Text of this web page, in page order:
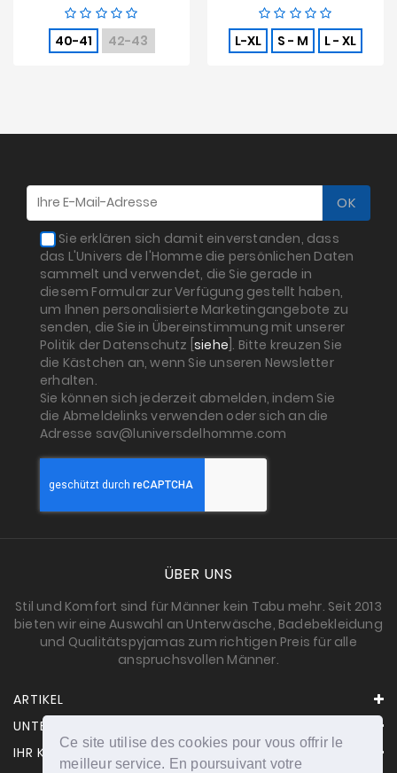
Ce site utilise des cookies pour vous offrir le
meilleur service. En poursuivant votre
40-41 42-43 L-XL S - M L - XL
Sie erklären sich damit einverstanden, dass
das L'Univers de l'Homme die persönlichen Daten
sammelt und verwendet, die Sie gerade in
diesem Formular zur Verfügung gestellt haben,
um Ihnen personalisierte Marketingangebote zu
senden, die Sie in Übereinstimmung mit unserer
Politik der Datenschutz [ siehe ]. Bitte kreuzen Sie
die Kästchen an, wenn Sie unseren Newsletter
erhalten.
Sie können sich jederzeit abmelden, indem Sie
die Abmeldelinks verwenden oder sich an die
Adresse sav@luniversdelhomme.com
ÜBER UNS
Stil und Komfort sind für Männer kein Tabu mehr. Seit 2013
bieten wir eine Auswahl an Unterwäsche, Badebekleidung
und Qualitätspyjamas zum richtigen Preis für alle
anspruchsvollen Männer.
ARTIKEL
UNTERNEHMEN
IHR KONTO